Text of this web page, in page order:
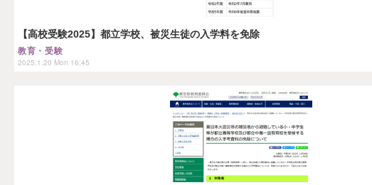
【高校受験2025】都立学校、被災生徒の入学料を免除
教育・受験
2025.1.20 Mon 16:45